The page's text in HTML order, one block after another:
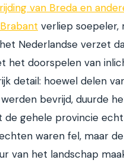
van Breda en
verliep soepeler,
Nederlandse verzet
het doorspelen van
detail: hoewel delen
werden bevrijd, duurde
de gehele provincie echt
waren fel, maar
van het landschap